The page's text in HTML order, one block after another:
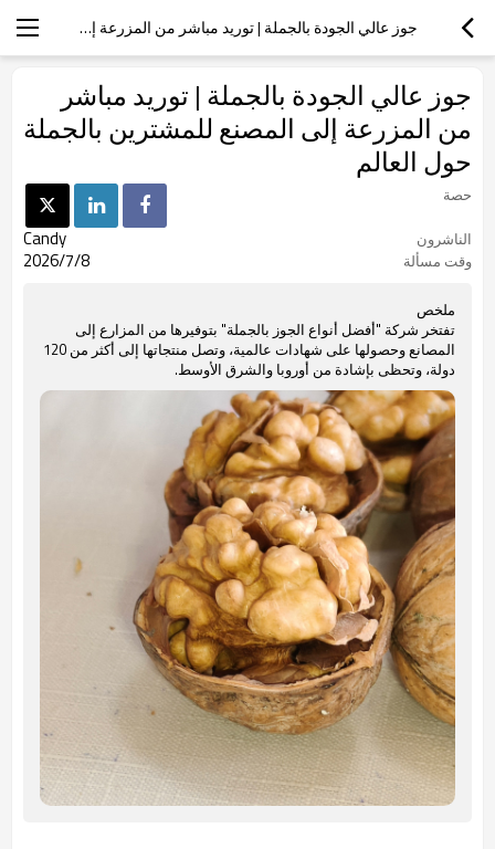
جوز عالي الجودة بالجملة | توريد مباشر من المزرعة إلى المصنع للمشترين بالجملة حول العالم
جوز عالي الجودة بالجملة | توريد مباشر
من المزرعة إلى المصنع للمشترين بالجملة
حول العالم
حصة
الناشرون
Candy
وقت مسألة 2026/7/8
ملخص
تفتخر شركة "أفضل أنواع الجوز بالجملة" بتوفيرها من المزارع إلى
المصانع وحصولها على شهادات عالمية، وتصل منتجاتها إلى أكثر من 120
دولة، وتحظى بإشادة من أوروبا والشرق الأوسط.